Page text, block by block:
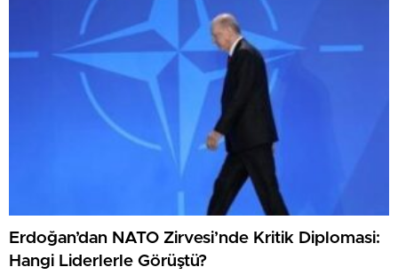
Erdoğan’dan NATO Zirvesi’nde Kritik Diplomasi:
Hangi Liderlerle Görüştü?